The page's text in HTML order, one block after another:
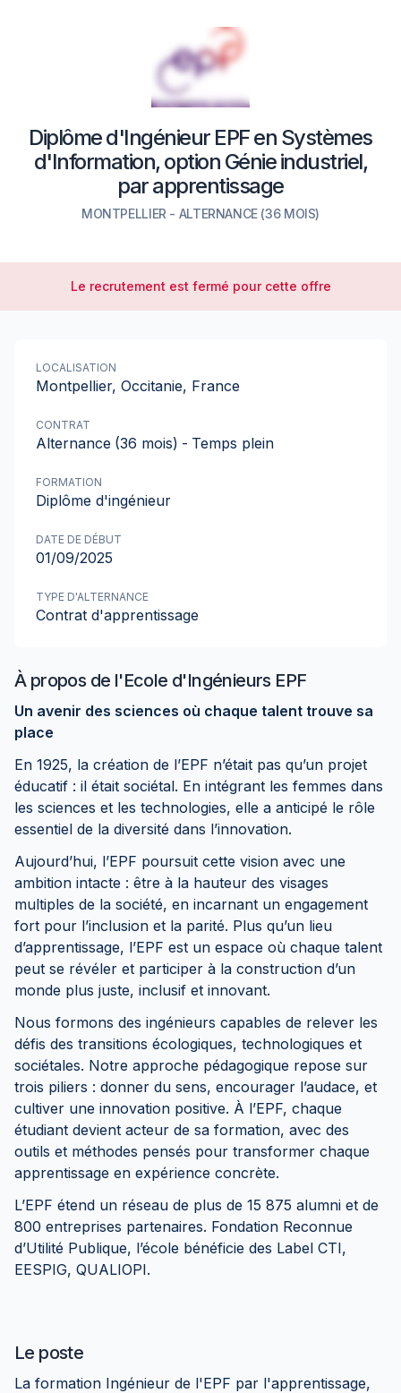
Diplôme d'Ingénieur EPF en Systèmes
d'Information, option Génie industriel,
par apprentissage
MONTPELLIER - ALTERNANCE(36 MOIS)
Le recrutement est fermé pour cette offre
À propos de l'Ecole d'Ingénieurs EPF
Un avenir des sciences où chaque talent trouve sa
place
En 1925, la création de l’EPF n’était pas qu’un projet
éducatif : il était sociétal. En intégrant les femmes dans
les sciences et les technologies, elle a anticipé le rôle
essentiel de la diversité dans l’innovation.
Aujourd’hui, l’EPF poursuit cette vision avec une
ambition intacte : être à la hauteur des visages
multiples de la société, en incarnant un engagement
fort pour l’inclusion et la parité. Plus qu’un lieu
d’apprentissage, l’EPF est un espace où chaque talent
peut se révéler et participer à la construction d’un
monde plus juste, inclusif et innovant.
Nous formons des ingénieurs capables de relever les
défis des transitions écologiques, technologiques et
sociétales. Notre approche pédagogique repose sur
trois piliers : donner du sens, encourager l’audace, et
cultiver une innovation positive. À l’EPF, chaque
étudiant devient acteur de sa formation, avec des
outils et méthodes pensés pour transformer chaque
apprentissage en expérience concrète.
L’EPF étend un réseau de plus de 15 875 alumni et de
800 entreprises partenaires. Fondation Reconnue
d’Utilité Publique, l’école bénéficie des Label CTI,
EESPIG, QUALIOPI.
Le poste
La formation Ingénieur de l'EPF par l'apprentissage,
LOCALISATION
Montpellier, Occitanie, France
CONTRAT
Alternance (36 mois) - Temps plein
FORMATION
Diplôme d'ingénieur
DATE DE DÉBUT
01/09/2025
TYPE D'ALTERNANCE
Contrat d'apprentissage